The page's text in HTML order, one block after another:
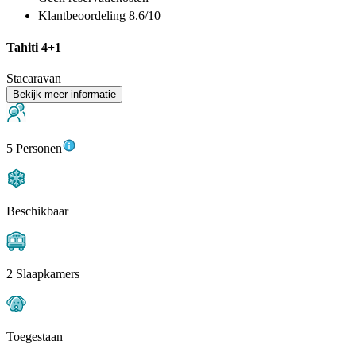
Klantbeoordeling 8.6/10
Tahiti 4+1
Stacaravan
Bekijk meer informatie
5 Personen
Beschikbaar
2 Slaapkamers
Toegestaan